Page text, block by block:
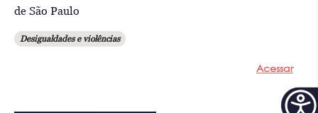
de São Paulo
Desigualdades e violências
Acessar